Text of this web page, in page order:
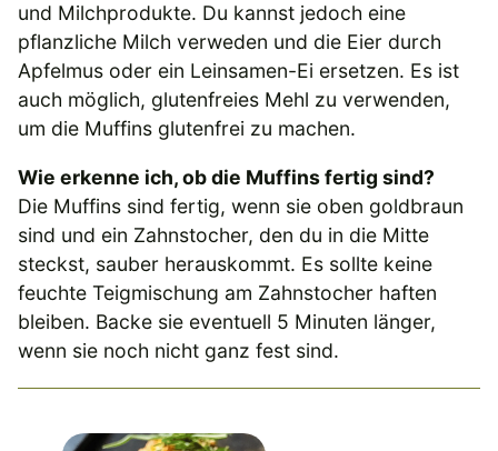
und Milchprodukte. Du kannst jedoch eine
pflanzliche Milch verweden und die Eier durch
Apfelmus oder ein Leinsamen-Ei ersetzen. Es ist
auch möglich, glutenfreies Mehl zu verwenden,
um die Muffins glutenfrei zu machen.
Wie erkenne ich, ob die Muffins fertig sind?
Die Muffins sind fertig, wenn sie oben goldbraun
sind und ein Zahnstocher, den du in die Mitte
steckst, sauber herauskommt. Es sollte keine
feuchte Teigmischung am Zahnstocher haften
bleiben. Backe sie eventuell 5 Minuten länger,
wenn sie noch nicht ganz fest sind.